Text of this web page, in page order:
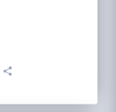
🗣